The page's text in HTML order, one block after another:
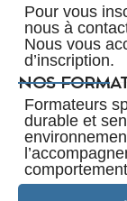
Pour vous
nous à
Nous vous
d’inscription.
NOS
Formateurs
durable et